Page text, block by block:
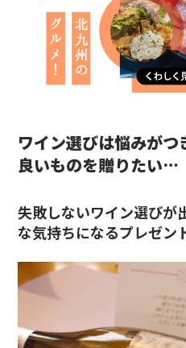
ワイン選びは悩みが
良いものを贈りたい…
失敗しないワイン選びが
な気持ちになるプレゼン